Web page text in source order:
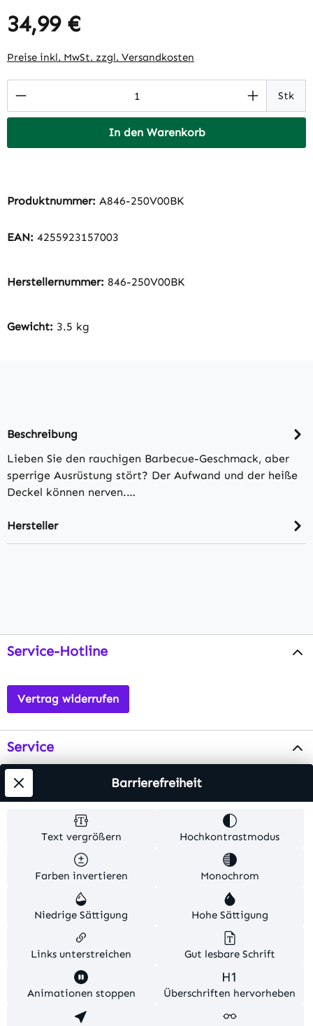
Regulärer Preis:
34,99 €
Preise inkl. MwSt. zzgl. Versandkosten
Produkt Anzahl: Gib den gewünschtenStk
In den Warenkorb
Produktnummer: A846-250V00BK
EAN: 4255923157003
Herstellernummer: 846-250V00BK
Gewicht: 3.5 kg
Beschreibung
Lieben Sie den rauchigen Barbecue-Geschmack, aber
sperrige Ausrüstung stört? Der Aufwand und der heiße
Deckel können nerven.…
Hersteller
Service-Hotline
Vertrag widerrufen
Service
Info
Alle Preise inkl. gesetzl. Mehrwertsteuer zzgl.
Versandkosten . Alle Artikelangaben sind
Herstellerangaben und ohne Gewähr.
© 2026 MKV24 – Alle Rechte vorbehalten. Theme by
TC-Innovations
Text vergrößern Hochkontrastmodus
Farben invertieren Monochrom
Niedrige Sättigung Hohe Sättigung
Links unterstreichen Gut lesbare Schrift
Animationen stoppen Überschriften hervorheben
Barrierefreiheit
Diese Website verwendet Cookies, um eine bestmögliche
Erfahrung bieten zu können.